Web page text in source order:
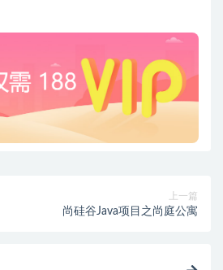
上一篇
尚硅谷Java项目之尚庭公寓